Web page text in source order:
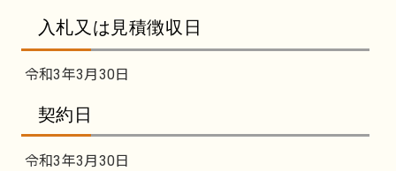
入札又は見積徴収日
令和3年3月30日
契約日
令和3年3月30日